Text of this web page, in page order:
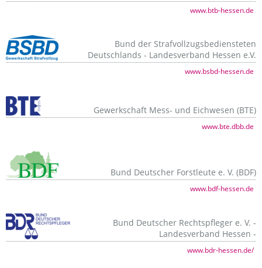
www.btb-hessen.de
Bund der Strafvollzugsbediensteten
Deutschlands - Landesverband Hessen e.V.
www.bsbd-hessen.de
Gewerkschaft Mess- und Eichwesen (BTE)
www.bte.dbb.de
Bund Deutscher Forstleute e. V. (BDF)
www.bdf-hessen.de
Bund Deutscher Rechtspfleger e. V. -
Landesverband Hessen -
www.bdr-hessen.de/